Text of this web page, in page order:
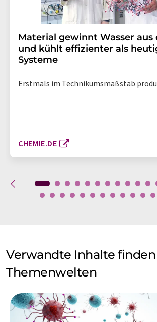
Material gewinnt Wasser aus
und kühlt effizienter als
Systeme
Erstmals im Technikumsmaßstab
CHEMIE.DE
Verwandte Inhalte
Themenwelten